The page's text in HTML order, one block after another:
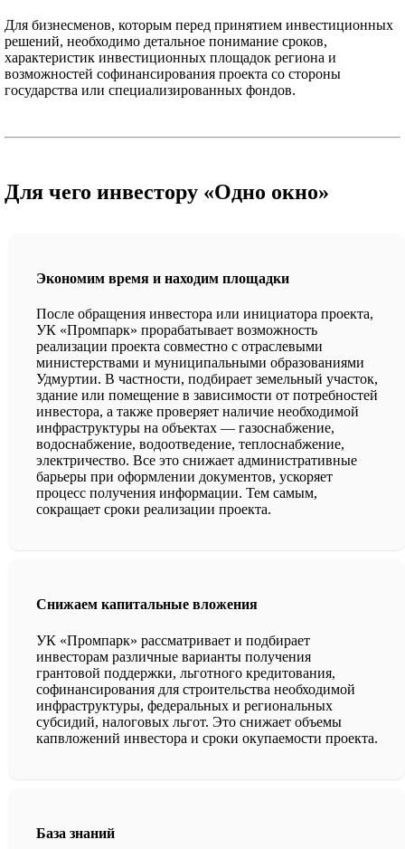
Для бизнесменов, которым перед принятием инвестиционных
решений, необходимо детальное понимание сроков,
характеристик инвестиционных площадок региона и
возможностей софинансирования проекта со стороны
государства или специализированных фондов.
Для чего инвестору «Одно окно»
Экономим время и находим площадки
После обращения инвестора или инициатора проекта,
УК «Промпарк» прорабатывает возможность
реализации проекта совместно с отраслевыми
министерствами и муниципальными образованиями
Удмуртии. В частности, подбирает земельный участок,
здание или помещение в зависимости от потребностей
инвестора, а также проверяет наличие необходимой
инфраструктуры на объектах — газоснабжение,
водоснабжение, водоотведение, теплоснабжение,
электричество. Все это снижает административные
барьеры при оформлении документов, ускоряет
процесс получения информации. Тем самым,
сокращает сроки реализации проекта.
Снижаем капитальные вложения
УК «Промпарк» рассматривает и подбирает
инвесторам различные варианты получения
грантовой поддержки, льготного кредитования,
софинансирования для строительства необходимой
инфраструктуры, федеральных и региональных
субсидий, налоговых льгот. Это снижает объемы
капвложений инвестора и сроки окупаемости проекта.
База знаний